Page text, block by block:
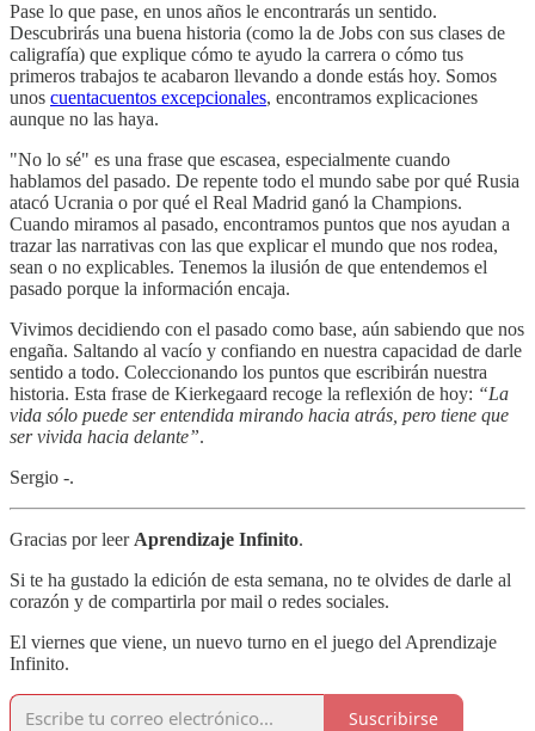
Pase lo que pase, en unos años le encontrarás un sentido.
Descubrirás una buena historia (como la de Jobs con sus clases de
caligrafía) que explique cómo te ayudo la carrera o cómo tus
primeros trabajos te acabaron llevando a donde estás hoy. Somos
unos cuentacuentos excepcionales, encontramos explicaciones
aunque no las haya.
"No lo sé" es una frase que escasea, especialmente cuando
hablamos del pasado. De repente todo el mundo sabe por qué Rusia
atacó Ucrania o por qué el Real Madrid ganó la Champions.
Cuando miramos al pasado, encontramos puntos que nos ayudan a
trazar las narrativas con las que explicar el mundo que nos rodea,
sean o no explicables. Tenemos la ilusión de que entendemos el
pasado porque la información encaja.
Vivimos decidiendo con el pasado como base, aún sabiendo que nos
engaña. Saltando al vacío y confiando en nuestra capacidad de darle
sentido a todo. Coleccionando los puntos que escribirán nuestra
historia. Esta frase de Kierkegaard recoge la reflexión de hoy: “La
vida sólo puede ser entendida mirando hacia atrás, pero tiene que
ser vivida hacia delante”.
Sergio -.
Gracias por leer Aprendizaje Infinito.
Si te ha gustado la edición de esta semana, no te olvides de darle al
corazón y de compartirla por mail o redes sociales.
El viernes que viene, un nuevo turno en el juego del Aprendizaje
Infinito.
Suscribirse